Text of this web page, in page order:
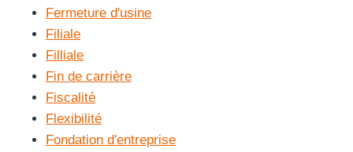
Fermeture d'usine
Filiale
Filliale
Fin de carrière
Fiscalité
Flexibilité
Fondation d'entreprise